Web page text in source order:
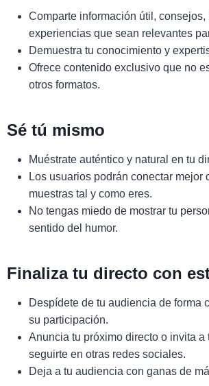
Comparte información útil, consejos,
experiencias que sean relevantes
Demuestra tu conocimiento y
Ofrece contenido exclusivo que no
otros formatos.
Sé tú mismo
Muéstrate auténtico y natural en tu
Los usuarios podrán conectar mejor
muestras tal y como eres.
No tengas miedo de mostrar tu
sentido del humor.
Finaliza tu directo con
Despídete de tu audiencia de forma
su participación.
Anuncia tu próximo directo o invita a
seguirte en otras redes sociales.
Deja a tu audiencia con ganas de